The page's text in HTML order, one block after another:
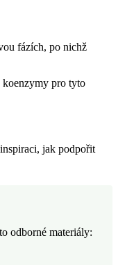
fázích, po nichž
pro tyto
jak podpořit
odborné materiály: